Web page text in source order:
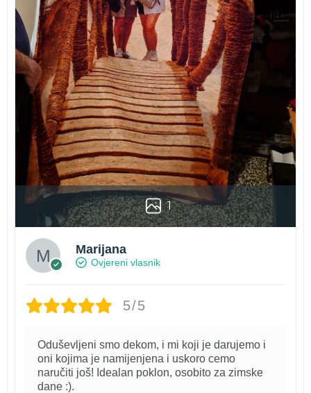
1
Marijana
Ovjereni vlasnik
5/5
Oduševljeni smo dekom, i mi koji je darujemo i
oni kojima je namijenjena i uskoro cemo
naručiti još! Idealan poklon, osobito za zimske
dane :).